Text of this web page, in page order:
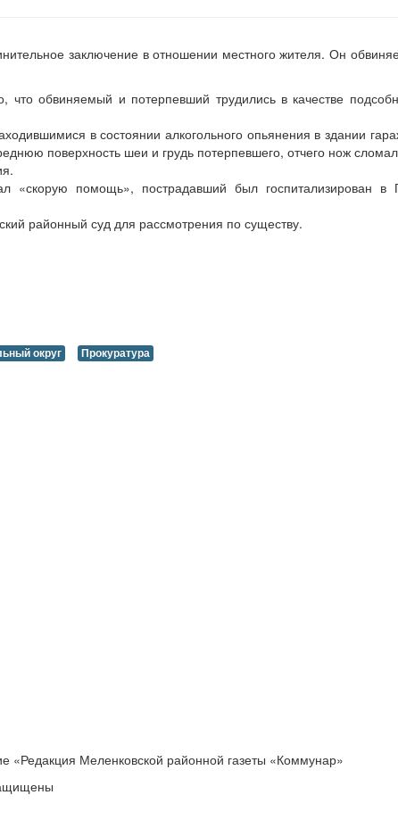
заключение в отношении местного жителя. Он
что обвиняемый и потерпевший трудились в качестве
в состоянии алкогольного опьянения в здании
поверхность шеи и грудь потерпевшего, отчего нож
«скорую помощь», пострадавший был
районный суд для рассмотрения по существу.
округ Прокуратура
«Редакция Меленковской районной газеты «Коммунар»